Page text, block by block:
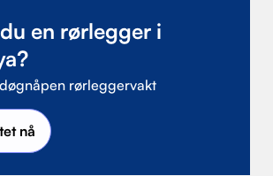
en rørlegger i
rørleggervakt
nå